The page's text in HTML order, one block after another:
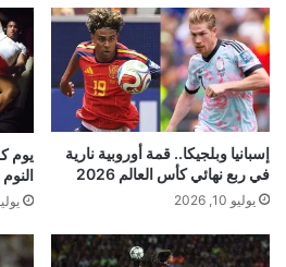
إسبانيا وبلجيكا.. قمة أوروبية نارية
في ربع نهائي كأس العالم 2026
يوليو 10, 2026
يوم
النوم
يوليو 24,